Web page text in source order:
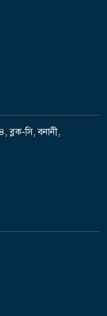
ব্লক-সি, বনানী,